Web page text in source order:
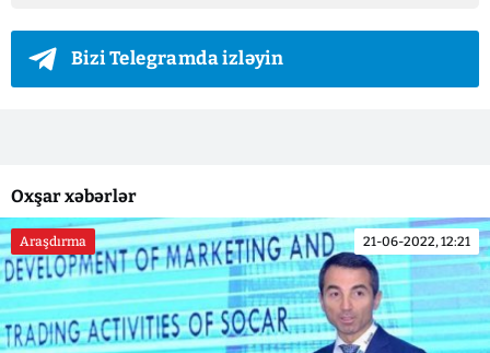
Bizi Telegramda izləyin
Oxşar xəbərlər
Araşdırma 21-06-2022, 12:21